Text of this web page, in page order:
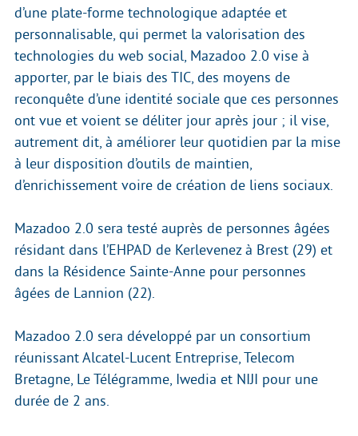
d’une plate-forme technologique adaptée et
personnalisable, qui permet la valorisation des
technologies du web social, Mazadoo 2.0 vise à
apporter, par le biais des TIC, des moyens de
reconquête d’une identité sociale que ces personnes
ont vue et voient se déliter jour après jour ; il vise,
autrement dit, à améliorer leur quotidien par la mise
à leur disposition d’outils de maintien,
d’enrichissement voire de création de liens sociaux.
Mazadoo 2.0 sera testé auprès de personnes âgées
résidant dans l’EHPAD de Kerlevenez à Brest (29) et
dans la Résidence Sainte-Anne pour personnes
âgées de Lannion (22).
Mazadoo 2.0 sera développé par un consortium
réunissant Alcatel-Lucent Entreprise, Telecom
Bretagne, Le Télégramme, Iwedia et NIJI pour une
durée de 2 ans.